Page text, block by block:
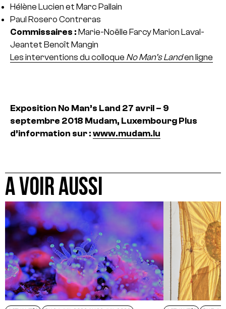
Hélène Lucien et Marc Pallain
Paul Rosero Contreras
Commissaires : Marie-Noëlle FarcyMarion Laval-
Jeantet Benoît Mangin
Les interventions du colloque No Man’s Landen ligne
Exposition No Man’s Land 27 avril – 9
septembre 2018 Mudam, Luxembourg Plus
d’information sur : www.mudam.lu
A VOIR AUSSI